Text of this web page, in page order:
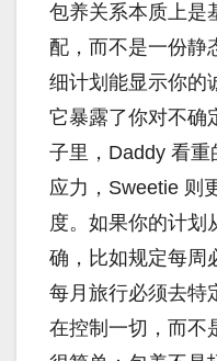
包养关系本质上是
配，而不是一份静
细计划能显示你的
它暴露了你对不确
子里，Daddy 看
应力，Sweetie 则
度。如果你的计划
确，比如规定每周
每月旅行必须去特
在控制一切，而不